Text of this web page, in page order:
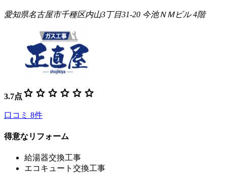
愛知県名古屋市千種区内山3丁目31-20 今池ＮＭビル 4階
3.7点 star star star star star star
口コミ 8件
得意なリフォーム
給湯器交換工事
エコキュート交換工事